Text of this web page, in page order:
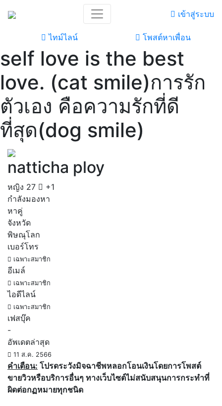
เข้าสู่ระบบ
ไทม์ไลน์ โพสต์หาเพื่อน
self love is the best
love. (cat smile)การรัก
ตัวเอง คือความรักที่ดี
ที่สุด(dog smile)
natticha ploy
หญิง 27
+1
กำลังมองหา
หาคู่
จังหวัด
พิษณุโลก
เบอร์โทร
เฉพาะสมาชิก
อีเมล์
เฉพาะสมาชิก
ไอดีไลน์
เฉพาะสมาชิก
เฟสบุ๊ค
-
อัพเดตล่าสุด
11 ส.ค. 2566
คำเตือน: โปรดระวังมิจฉาชีพหลอกโอนเงินโดยการโพสต์
ขายวิวหรือบริการอื่นๆ ทางเว็บไซต์ไม่สนับสนุนการกระทำที่
ผิดต่อกฏหมายทุกชนิด